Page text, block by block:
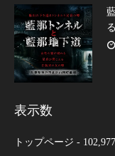
表示数
トップページ -